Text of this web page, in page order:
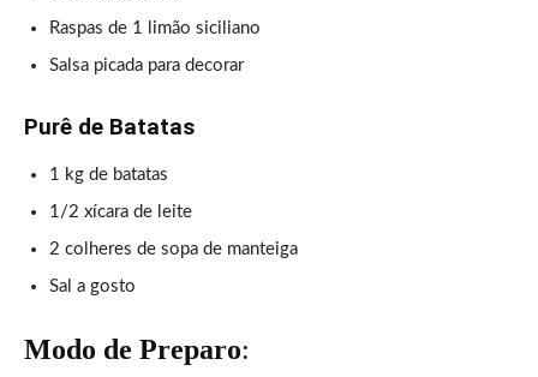
Raspas de 1 limão siciliano
Salsa picada para decorar
Purê de Batatas
1 kg de batatas
1/2 xícara de leite
2 colheres de sopa de manteiga
Sal a gosto
Modo de Preparo: